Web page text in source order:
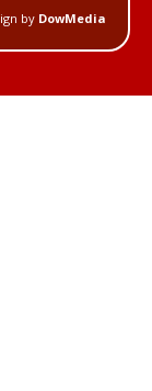
by DowMedia